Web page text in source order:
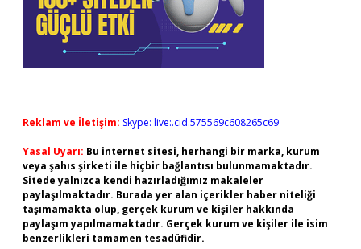
Reklam ve İletişim: Skype: live:.cid.575569c608265c69
Yasal Uyarı: Bu internet sitesi, herhangi bir marka, kurum
veya şahıs şirketi ile hiçbir bağlantısı bulunmamaktadır.
Sitede yalnızca kendi hazırladığımız makaleler
paylaşılmaktadır. Burada yer alan içerikler haber niteliği
taşımamakta olup, gerçek kurum ve kişiler hakkında
paylaşım yapılmamaktadır. Gerçek kurum ve kişiler ile isim
benzerlikleri tamamen tesadüfidir.